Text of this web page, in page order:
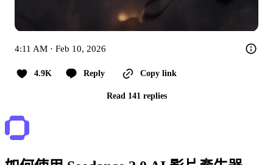
4:11 AM · Feb 10, 2026
4.9K Reply Copy link
Read 141 replies